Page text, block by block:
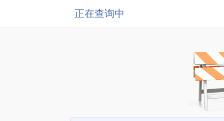
正在查询中